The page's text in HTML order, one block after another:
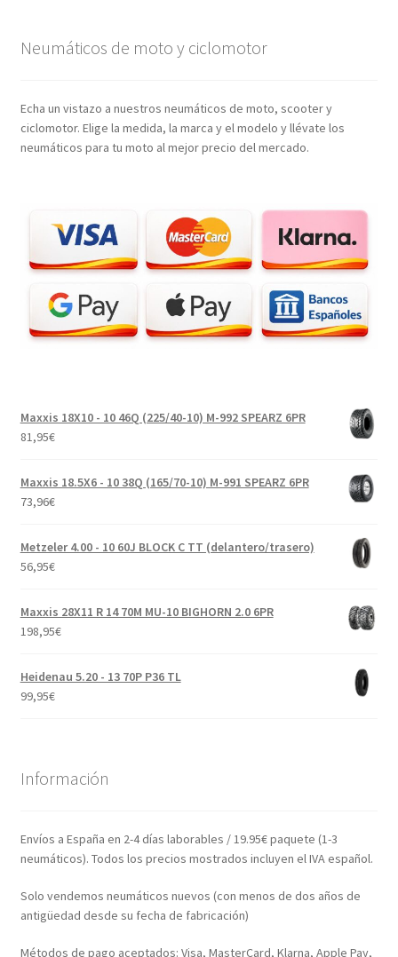
Neumáticos de moto y ciclomotor
Echa un vistazo a nuestros neumáticos de moto, scooter y
ciclomotor. Elige la medida, la marca y el modelo y llévate los
neumáticos para tu moto al mejor precio del mercado.
Maxxis 18X10 - 10 46Q (225/40-10) M-992 SPEARZ 6PR
81,95€
Maxxis 18.5X6 - 10 38Q (165/70-10) M-991 SPEARZ 6PR
73,96€
Metzeler 4.00 - 10 60J BLOCK C TT (delantero/trasero)
56,95€
Maxxis 28X11 R 14 70M MU-10 BIGHORN 2.0 6PR
198,95€
Heidenau 5.20 - 13 70P P36 TL
99,95€
Información
Envíos a España en 2-4 días laborables / 19.95€ paquete (1-3
neumáticos). Todos los precios mostrados incluyen el IVA español.
Solo vendemos neumáticos nuevos (con menos de dos años de
antigüedad desde su fecha de fabricación)
Métodos de pago aceptados: Visa, MasterCard, Klarna, Apple Pay,